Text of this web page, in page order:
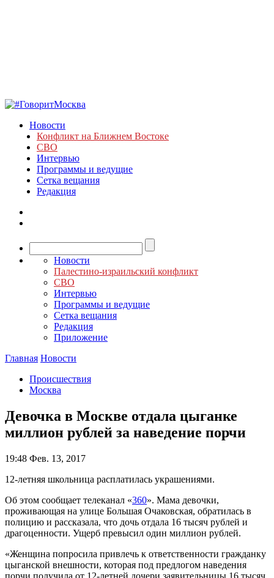
Новости
Конфликт на Ближнем Востоке
СВО
Интервью
Программы и ведущие
Сетка вещания
Редакция
Новости
Палестино-израильский конфликт
СВО
Интервью
Программы и ведущие
Сетка вещания
Редакция
Приложение
Главная Новости
Происшествия
Москва
Девочка в Москве отдала цыганке
миллион рублей за наведение порчи
19:48 Фев. 13, 2017
12-летняя школьница расплатилась украшениями.
Об этом сообщает телеканал «360». Мама девочки,
проживающая на улице Большая Очаковская, обратилась в
полицию и рассказала, что дочь отдала 16 тысяч рублей и
драгоценности. Ущерб превысил один миллион рублей.
«Женщина попросила привлечь к ответственности гражданку
цыганской внешности, которая под предлогом наведения
порчи получила от 12-летней дочери заявительницы 16 тысяч